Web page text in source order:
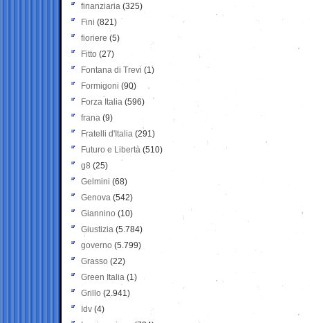
finanziaria (325)
Fini (821)
fioriere (5)
Fitto (27)
Fontana di Trevi (1)
Formigoni (90)
Forza Italia (596)
frana (9)
Fratelli d'Italia (291)
Futuro e Libertà (510)
g8 (25)
Gelmini (68)
Genova (542)
Giannino (10)
Giustizia (5.784)
governo (5.799)
Grasso (22)
Green Italia (1)
Grillo (2.941)
Idv (4)